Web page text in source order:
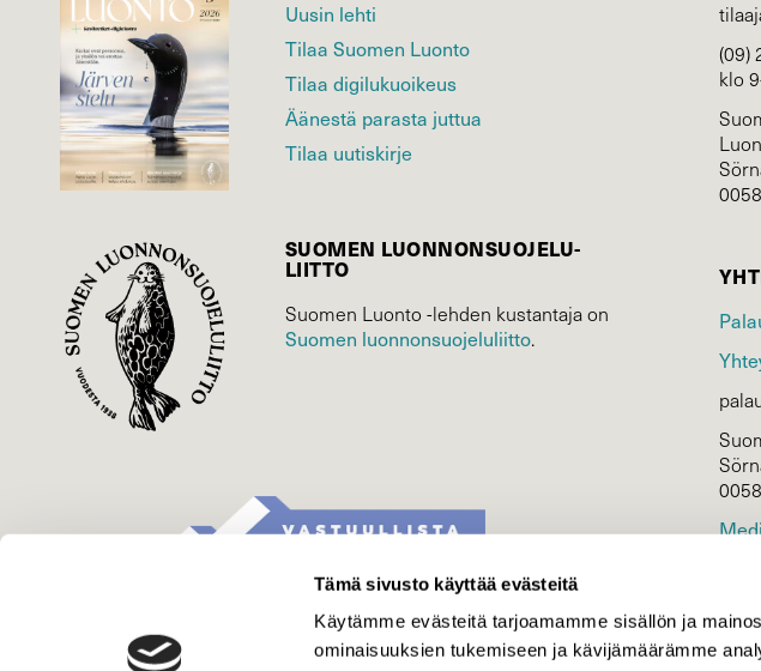
Tämä sivusto käyttää evästeitä
Käytämme evästeitä tarjoamamme sisällön ja
ominaisuuksien tukemiseen ja kävijämäärämme
Uusin lehti
Tilaa Suomen Luonto
Tilaa digilukuoikeus
Äänestä parasta juttua
Tilaa uutiskirje
SUOMEN LUONNON­SUOJELU­
LIITTO
Suomen Luonto -lehden kustantaja on
Suomen luonnonsuojelu­liitto.
(09)
klo